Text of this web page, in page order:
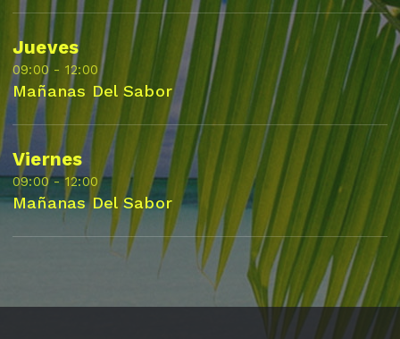
Jueves
09:00 - 12:00
Mañanas Del Sabor
Viernes
09:00 - 12:00
Mañanas Del Sabor